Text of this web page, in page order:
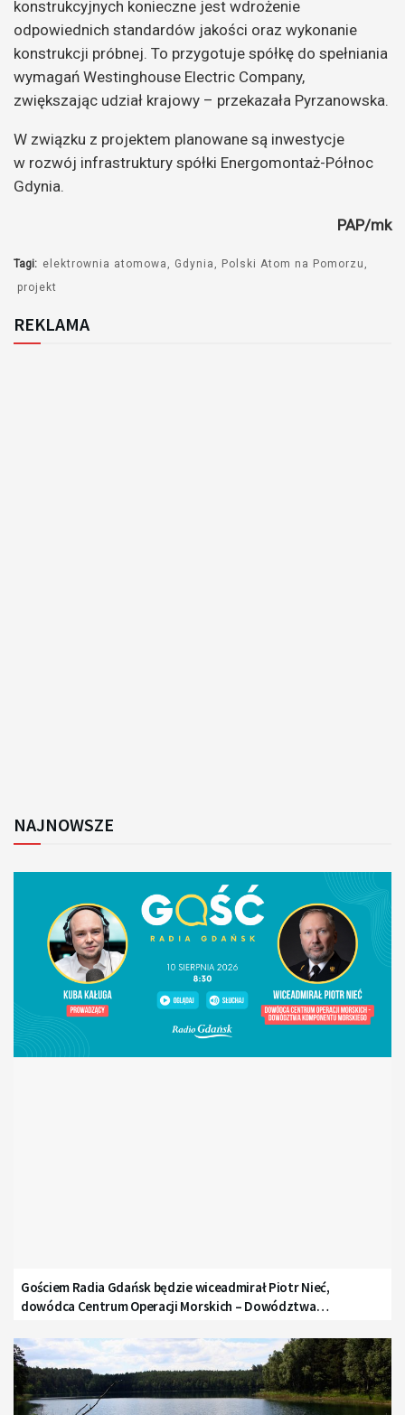
konstrukcyjnych konieczne jest wdrożenie
odpowiednich standardów jakości oraz wykonanie
konstrukcji próbnej. To przygotuje spółkę do spełniania
wymagań Westinghouse Electric Company,
zwiększając udział krajowy – przekazała Pyrzanowska.
W związku z projektem planowane są inwestycje
w rozwój infrastruktury spółki Energomontaż-Północ
Gdynia.
PAP/mk
Tagi: elektrownia atomowa Gdynia
Polski Atom na Pomorzu
projekt
REKLAMA
NAJNOWSZE
Gościem Radia Gdańsk będzie wiceadmirał Piotr Nieć,
dowódca Centrum Operacji Morskich – Dowództwa